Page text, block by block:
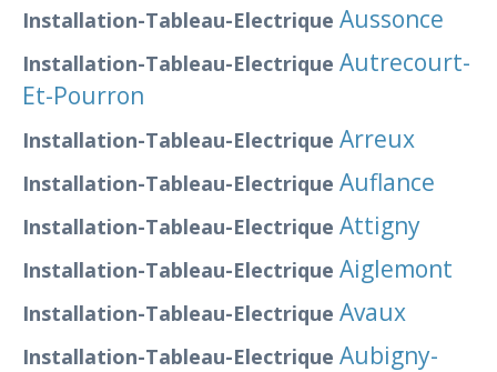
Installation-Tableau-Electrique Aussonce
Installation-Tableau-Electrique Autrecourt-
Et-Pourron
Installation-Tableau-Electrique Arreux
Installation-Tableau-Electrique Auflance
Installation-Tableau-Electrique Attigny
Installation-Tableau-Electrique Aiglemont
Installation-Tableau-Electrique Avaux
Installation-Tableau-Electrique Aubigny-